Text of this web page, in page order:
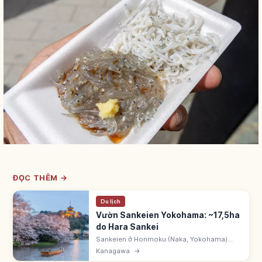
ĐỌC THÊM →
Du lịch
Vườn Sankeien Yokohama: ~17,5ha
do Hara Sankei
Sankeien ở Honmoku (Naka, Yokohama)
~17,5ha do Hara Tomitaro (Sankei) - doanh
nhân tơ sống - tạo. Di dời công trình lịch sử
Kanagawa →